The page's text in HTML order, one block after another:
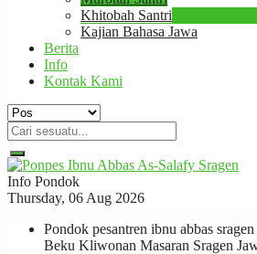
Khitobah Santri
Kajian Bahasa Jawa
Berita
Info
Kontak Kami
Info Pondok
Thursday, 06 Aug 2026
Pondok pesantren ibnu abbas
Beku Kliwonan Masaran Sragen